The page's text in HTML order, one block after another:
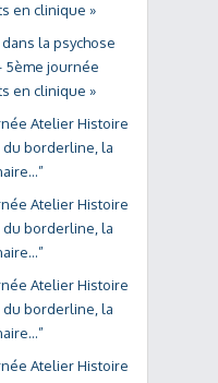
en clinique »
la psychose
5ème journée
en clinique »
Atelier Histoire
du borderline, la
Atelier Histoire
du borderline, la
Atelier Histoire
du borderline, la
Atelier Histoire